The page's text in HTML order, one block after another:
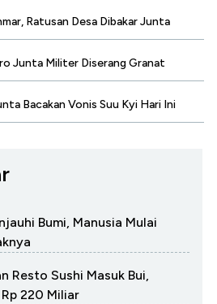
Ratusan Desa Dibakar Junta
Junta Militer Diserang Granat
Bacakan Vonis Suu Kyi Hari Ini
Bumi, Manusia Mulai
Resto Sushi Masuk Bui,
220 Miliar